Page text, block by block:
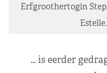
Erfgroothertogin
… is eerder